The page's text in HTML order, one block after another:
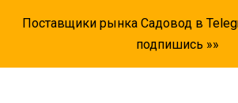
Поставщики рынка Садовод в
подпишись »»